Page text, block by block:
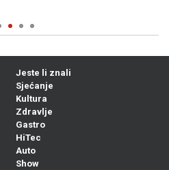
Jeste li znali
Sjećanje
Kultura
Zdravlje
Gastro
HiTec
Auto
Show